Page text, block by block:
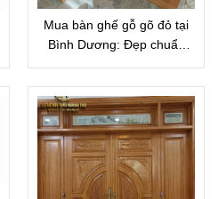
Mua bàn ghế gỗ gõ đỏ tại
Bình Dương: Đẹp chuẩn